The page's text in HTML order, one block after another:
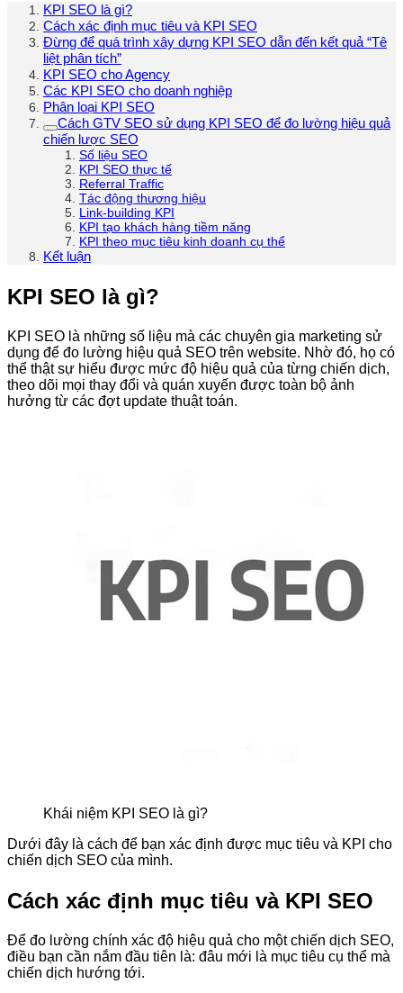
KPI SEO là gì?
Cách xác định mục tiêu và KPI SEO
Đừng để quá trình xây dựng KPI SEO dẫn đến kết quả “Tê
liệt phân tích”
KPI SEO cho Agency
Các KPI SEO cho doanh nghiệp
Phân loại KPI SEO
Cách GTV SEO sử dụng KPI SEO để đo lường hiệu quả
chiến lược SEO
Số liệu SEO
KPI SEO thực tế
Referral Traffic
Tác động thương hiệu
Link-building KPI
KPI tạo khách hàng tiềm năng
KPI theo mục tiêu kinh doanh cụ thể
Kết luận
KPI SEO là gì?
KPI SEO là những số liệu mà các chuyên gia marketing sử
dụng để đo lường hiệu quả SEO trên website. Nhờ đó, họ có
thể thật sự hiểu được mức độ hiệu quả của từng chiến dịch,
theo dõi mọi thay đổi và quán xuyến được toàn bộ ảnh
hưởng từ các đợt update thuật toán.
Khái niệm KPI SEO là gì?
Dưới đây là cách để bạn xác định được mục tiêu và KPI cho
chiến dịch SEO của mình.
Cách xác định mục tiêu và KPI SEO
Để đo lường chính xác độ hiệu quả cho một chiến dịch SEO,
điều bạn cần nắm đầu tiên là: đâu mới là mục tiêu cụ thể mà
chiến dịch hướng tới.